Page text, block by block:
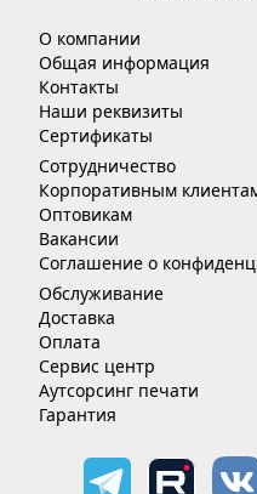
О компании
Общая информация
Контакты
Наши реквизиты
Сертификаты
Сотрудничество
Корпоративным
Оптовикам
Вакансии
Соглашение о
Обслуживание
Доставка
Оплата
Сервис центр
Аутсорсинг печати
Гарантия